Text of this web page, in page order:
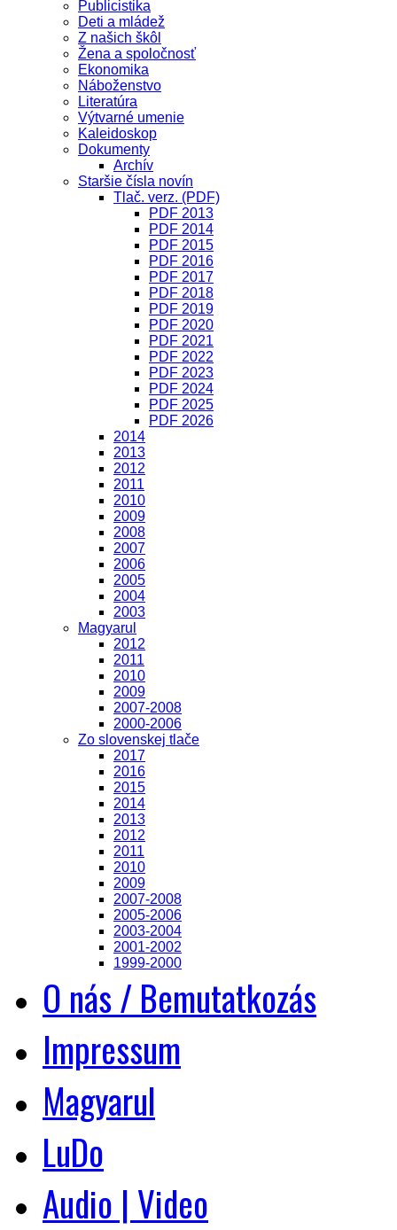
Publicistika
Deti a mládež
Z našich škôl
Žena a spoločnosť
Ekonomika
Náboženstvo
Literatúra
Výtvarné umenie
Kaleidoskop
Dokumenty
Archív
Staršie čísla novín
Tlač. verz. (PDF)
PDF 2013
PDF 2014
PDF 2015
PDF 2016
PDF 2017
PDF 2018
PDF 2019
PDF 2020
PDF 2021
PDF 2022
PDF 2023
PDF 2024
PDF 2025
PDF 2026
2014
2013
2012
2011
2010
2009
2008
2007
2006
2005
2004
2003
Magyarul
2012
2011
2010
2009
2007-2008
2000-2006
Zo slovenskej tlače
2017
2016
2015
2014
2013
2012
2011
2010
2009
2007-2008
2005-2006
2003-2004
2001-2002
1999-2000
O nás / Bemutatkozás
Impressum
Magyarul
LuDo
Audio | Video